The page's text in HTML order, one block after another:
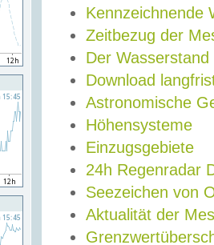
Kennzeichnende
Zeitbezug der
Der Wasserstand
Download
Astronomische
Höhensysteme
Einzugsgebiete
24h Regenradar
Seezeichen von
Aktualität der